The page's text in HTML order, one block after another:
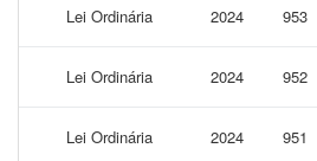
Lei Ordinária 2024 953
Lei Ordinária 2024 952
Lei Ordinária 2024 951